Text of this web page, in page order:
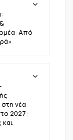
Από
νέα
2027: